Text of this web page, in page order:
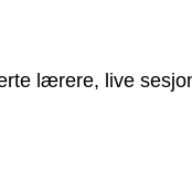
lærere, live